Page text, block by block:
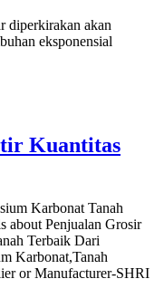
diperkirakan akan
eksponensial
Kuantitas
Karbonat Tanah
about Penjualan Grosir
Terbaik Dari
Karbonat,Tanah
or Manufacturer-SHRI